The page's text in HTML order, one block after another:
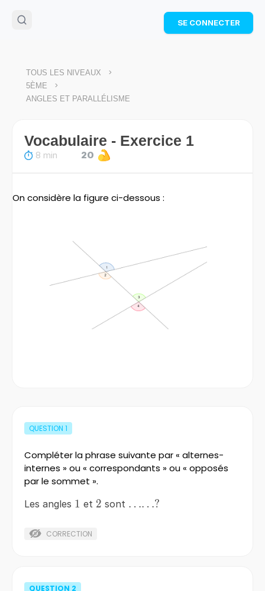
🌴Cahier de vacances offert
: révise les maths cet
Télécharge ton PDF gratuit et progresse avec des
SE CONNECTER
TOUS LES NIVEAUX >
5ÈME >
ANGLES ET PARALLÉLISME
Vocabulaire - Exercice 1
8 min 20
On considère la figure ci-dessous :
QUESTION 1
Compléter la phrase suivante par « alternes-
internes » ou « correspondants » ou « opposés
par le sommet ».
Les angles 1
1 et 2
2 sont ……?
……?
CORRECTION
QUESTION 2